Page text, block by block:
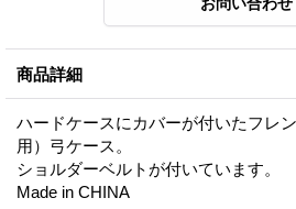
商品詳細
ハードケースにカバーが付いたフレ
用）弓ケース。
ショルダーベルトが付いています。
Made in CHINA